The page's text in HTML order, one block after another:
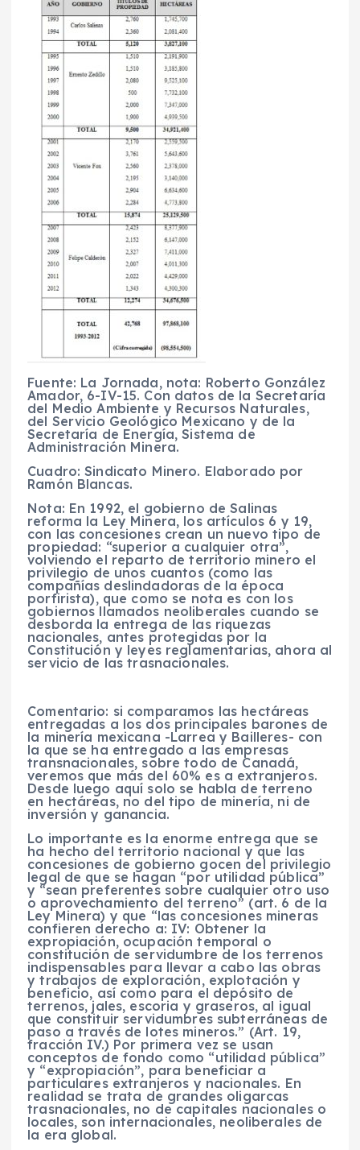
Fuente: La Jornada, nota: Roberto González
Amador, 6-IV-15. Con datos de la Secretaría
del Medio Ambiente y Recursos Naturales,
del Servicio Geológico Mexicano y de la
Secretaría de Energía, Sistema de
Administración Minera.
Cuadro: Sindicato Minero. Elaborado por
Ramón Blancas.
Nota: En 1992, el gobierno de Salinas
reforma la Ley Minera, los artículos 6 y 19,
con las concesiones crean un nuevo tipo de
propiedad: “superior a cualquier otra”,
volviendo el reparto de territorio minero el
privilegio de unos cuantos (como las
compañías deslindadoras de la época
porfirista), que como se nota es con los
gobiernos llamados neoliberales cuando se
desborda la entrega de las riquezas
nacionales, antes protegidas por la
Constitución y leyes reglamentarias, ahora al
servicio de las trasnacionales.
Comentario: si comparamos las hectáreas
entregadas a los dos principales barones de
la minería mexicana -Larrea y Bailleres- con
la que se ha entregado a las empresas
transnacionales, sobre todo de Canadá,
veremos que más del 60% es a extranjeros.
Desde luego aquí solo se habla de terreno
en hectáreas, no del tipo de minería, ni de
inversión y ganancia.
Lo importante es la enorme entrega que se
ha hecho del territorio nacional y que las
concesiones de gobierno gocen del privilegio
legal de que se hagan “por utilidad pública”
y “sean preferentes sobre cualquier otro uso
o aprovechamiento del terreno” (art. 6 de la
Ley Minera) y que “las concesiones mineras
confieren derecho a: IV: Obtener la
expropiación, ocupación temporal o
constitución de servidumbre de los terrenos
indispensables para llevar a cabo las obras
y trabajos de exploración, explotación y
beneficio, así como para el depósito de
terrenos, jales, escoria y graseros, al igual
que constituir servidumbres subterráneas de
paso a través de lotes mineros.” (Art. 19,
fracción IV.) Por primera vez se usan
conceptos de fondo como “utilidad pública”
y “expropiación”, para beneficiar a
particulares extranjeros y nacionales. En
realidad se trata de grandes oligarcas
trasnacionales, no de capitales nacionales o
locales, son internacionales, neoliberales de
la era global.